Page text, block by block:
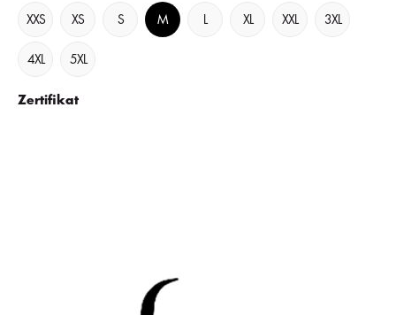
XXS XS S M XL XXL 3XL
4XL 5XL
Zertifikat